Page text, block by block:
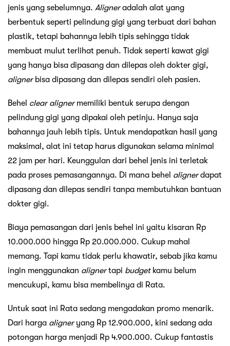
jenis yang sebelumnya. Aligneradalah alat yang
berbentuk seperti pelindung gigi yang terbuat dari bahan
plastik, tetapi bahannya lebih tipis sehingga tidak
membuat mulut terlihat penuh. Tidak seperti kawat gigi
yang hanya bisa dipasang dan dilepas oleh dokter gigi,
alignerbisa dipasang dan dilepas sendiri oleh pasien.
Behel clearalignermemiliki bentuk serupa dengan
pelindung gigi yang dipakai oleh petinju. Hanya saja
bahannya jauh lebih tipis. Untuk mendapatkan hasil yang
maksimal, alat ini tetap harus digunakan selama minimal
22 jam per hari. Keunggulan dari behel jenis ini terletak
pada proses pemasangannya. Di mana behel alignerdapat
dipasang dan dilepas sendiri tanpa membutuhkan bantuan
dokter gigi.
Biaya pemasangan dari jenis behel ini yaitu kisaran Rp
10.000.000 hingga Rp 20.000.000. Cukup mahal
memang. Tapi kamu tidak perlu khawatir, sebab jika kamu
ingin menggunakan alignertapi budgetkamu belum
mencukupi, kamu bisa membelinya di Rata.
Untuk saat ini Rata sedang mengadakan promo menarik.
Dari harga aligneryang Rp 12.900.000, kini sedang ada
potongan harga menjadi Rp 4.900.000. Cukup fantastis